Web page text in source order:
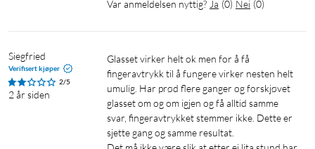
Var anmeldelsen nyttig? Ja (0) Nei (0)
Siegfried
Verifisert kjøper
2/5
2 år siden
Glasset virker helt ok men for å få
fingeravtrykk til å fungere virker nesten helt
umulig. Har prød flere ganger og forskjøvet
glasset om og om igjen og få alltid samme
svar, fingeravtrykket stemmer ikke. Dette er
sjette gang og samme resultat.